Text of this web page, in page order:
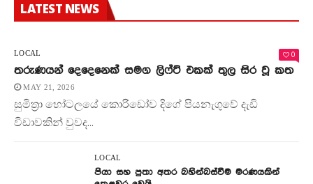
LATEST NEWS
LOCAL 0
තරුණයන් දෙදෙනෙක් සමග ලිෆ්ට් එකක් තුල සිර වූ කත
MAY 21, 2026
සුමිත්‍රා හෝටලයේ කොරිඩෝව දිගේ පියනැගුවේ දැඩි
විඩාවකින් වුවද...
LOCAL
පියා සහ පුතා අතර බහින්බස්වීම මරණයකින්